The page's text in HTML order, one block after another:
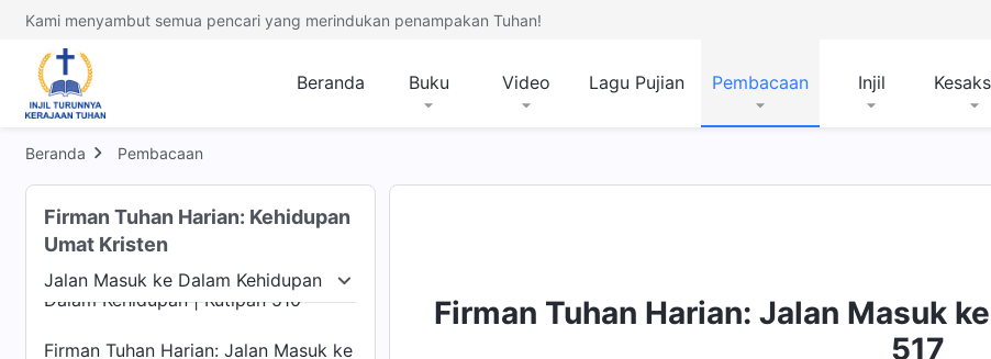
Kami menyambut semua pencari yang merindukan penampakan Tuhan!
Beranda Buku Video Lagu Pujian Pembacaan Injil
Beranda Pembacaan
Firman Tuhan Harian: Kehidupan
Umat Kristen
Jalan Masuk ke Dalam Kehidupan
Jalan Masuk ke Dalam Kehidupan Tempat Tujuan dan Kesudahan
Firman Tuhan Harian: Jalan Masuk ke
Dalam Kehidupan | Kutipan 507
Dalam Kehidupan | Kutipan 508
Dalam Kehidupan | Kutipan 509
Firman Tuhan Harian: Jalan Masuk ke
Dalam Kehidupan | Kutipan 510
Firman Tuhan Harian: Jalan Masuk ke
Firman Tuhan Harian: Jalan Masuk
517